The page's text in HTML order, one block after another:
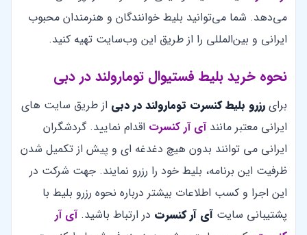
می‌دهد. شما می‌توانید بلیط خوانندگان و هنرمندان محبوب
ایرانی و بین‌المللی را از طریق این وب‌سایت تهیه کنید.
نحوه خرید بلیط فستیوال تومارولند در دبی
برای رزرو بلیط کنسرت تومارولند در دبی از طریق سایت های
ایرانی معتبر مانندآی آر کنسرت اقدام نمایید. گردشگران
ایرانی می توانند بدون هیچ دغدغه ای و پیش از تکمیل شدن
ظرفیت این برنامه، بلیط خود را رزرو نمایند. جهت شرکت در
این اجرا و کسب اطلاعات بیشتر درباره نحوه رزرو بلیط با
پشتیبانی سایت آی آر کنسرت در ارتباط باشید.آی آر